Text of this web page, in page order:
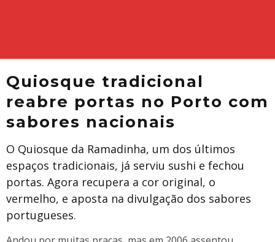
Quiosque tradicional
reabre portas no Porto com
sabores nacionais
O Quiosque da Ramadinha, um dos últimos
espaços tradicionais, já serviu sushi e fechou
portas. Agora recupera a cor original, o
vermelho, e aposta na divulgação dos sabores
portugueses.